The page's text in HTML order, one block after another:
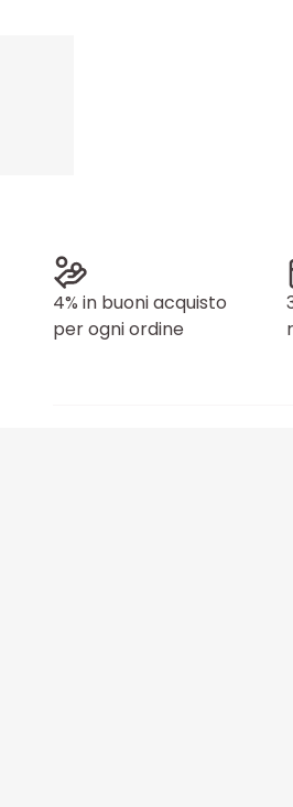
4% in buoni acquisto
per ogni ordine